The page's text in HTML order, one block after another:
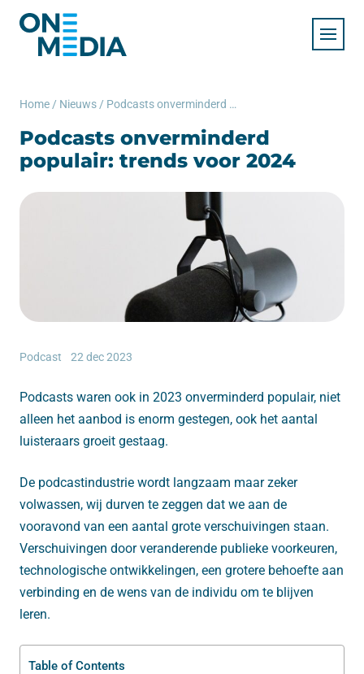
Home / Nieuws / Podcasts onverminderd populair: trends voor 2024
Podcasts onverminderd
populair: trends voor 2024
Podcast 22 dec 2023
Podcasts waren ook in 2023 onverminderd populair, niet
alleen het aanbod is enorm gestegen, ook het aantal
luisteraars groeit gestaag.
De podcastindustrie wordt langzaam maar zeker
volwassen, wij durven te zeggen dat we aan de
vooravond van een aantal grote verschuivingen staan.
Verschuivingen door veranderende publieke voorkeuren,
technologische ontwikkelingen, een grotere behoefte aan
verbinding en de wens van de individu om te blijven
leren.
Table of Contents